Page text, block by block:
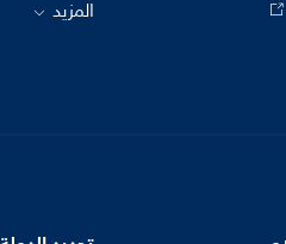
المزيد